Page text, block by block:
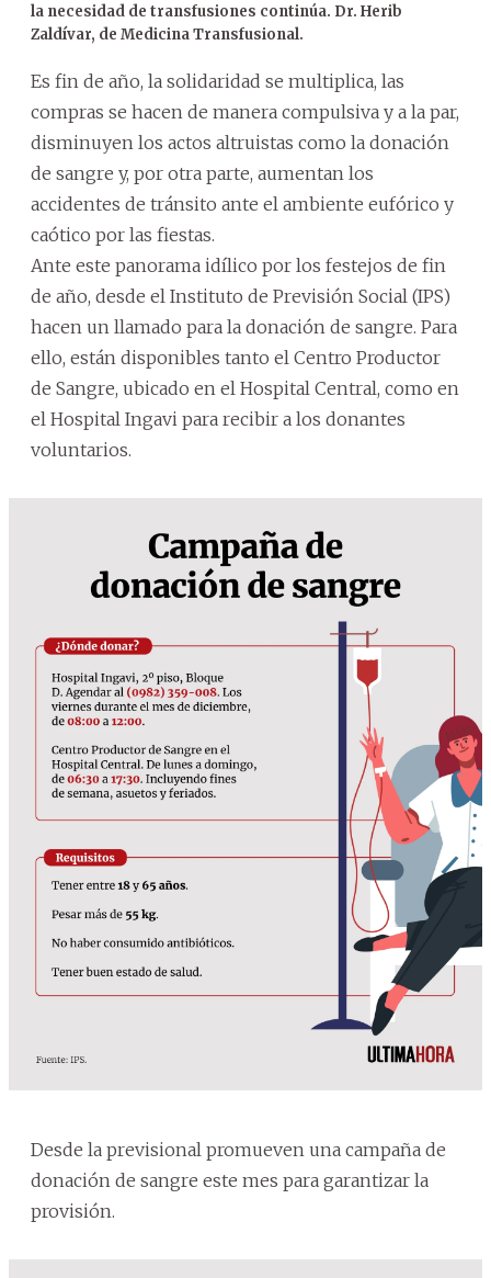
la necesidad de transfusiones continúa. Dr. Herib
Zaldívar, de Medicina Transfusional.
Es fin de año, la solidaridad se multiplica, las
compras se hacen de manera compulsiva y a la par,
disminuyen los actos altruistas como la donación
de sangre y, por otra parte, aumentan los
accidentes de tránsito ante el ambiente eufórico y
caótico por las fiestas.
Ante este panorama idílico por los festejos de fin
de año, desde el Instituto de Previsión Social (IPS)
hacen un llamado para la donación de sangre. Para
ello, están disponibles tanto el Centro Productor
de Sangre, ubicado en el Hospital Central, como en
el Hospital Ingavi para recibir a los donantes
voluntarios.
Desde la previsional promueven una campaña de
donación de sangre este mes para garantizar la
provisión.